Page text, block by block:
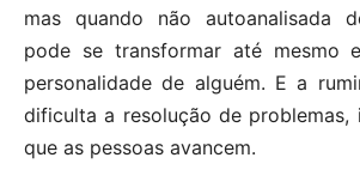
mas quando não autoanalisada
pode se transformar até mesmo
personalidade de alguém. E a
dificulta a resolução de problemas,
que as pessoas avancem.